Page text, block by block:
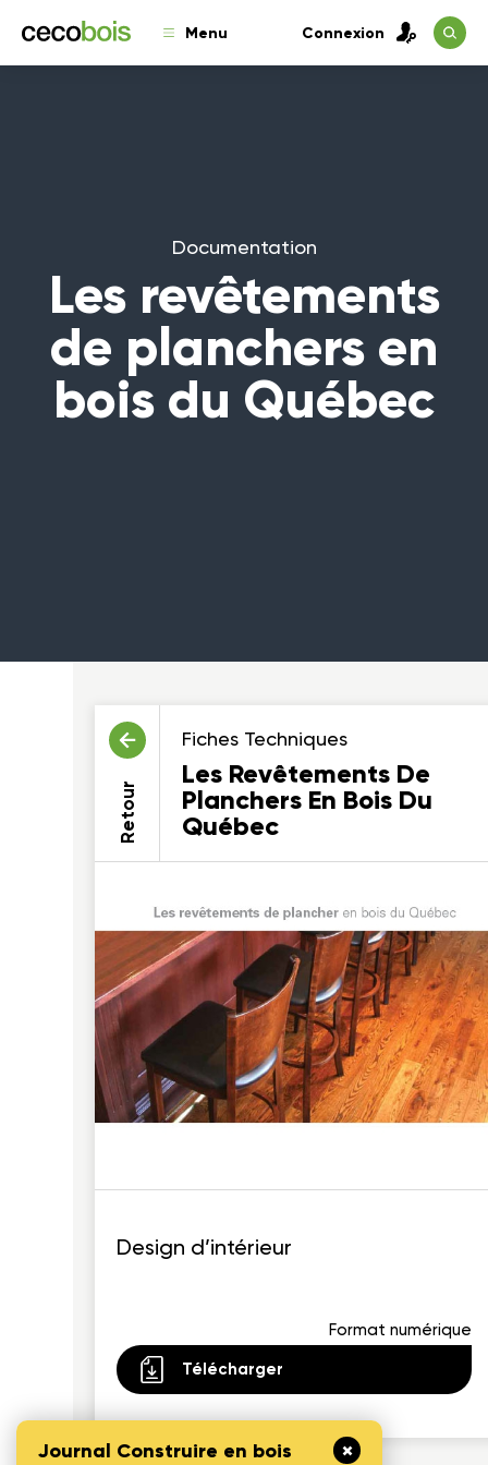
Menu Connexion
Journal Construire en bois
Documentation
Les revêtements
de planchers en
bois du Québec
Retour
Fiches Techniques
Les Revêtements De
Planchers En Bois Du
Québec
Design d’intérieur
Format numérique
Télécharger